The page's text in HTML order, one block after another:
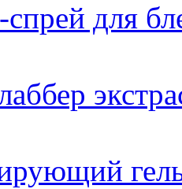
для